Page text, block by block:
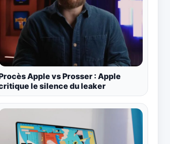
Apple vs Prosser : Apple
le silence du leaker